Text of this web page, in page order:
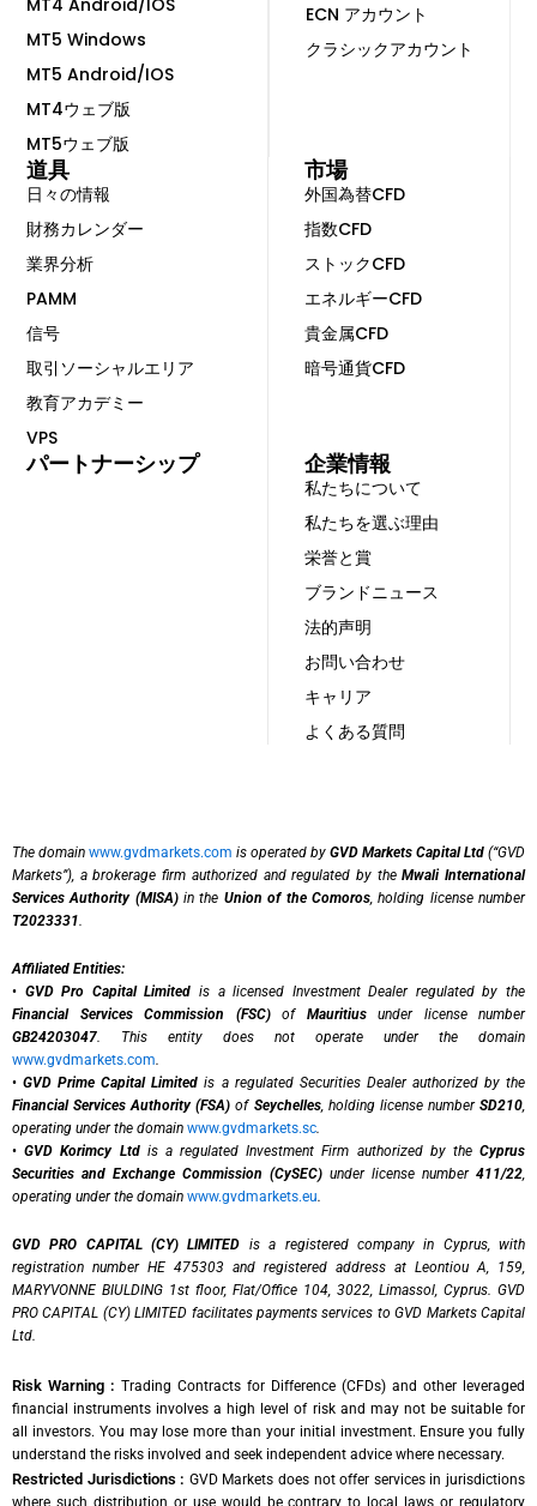
ECN アカウント
クラシックアカウント
MT4 Android/IOS
MT5 Windows
MT5 Android/IOS
MT4ウェブ版
MT5ウェブ版
市場
外国為替CFD
指数CFD
ストックCFD
エネルギーCFD
貴金属CFD
暗号通貨CFD
道具
日々の情報
財務カレンダー
業界分析
PAMM
信号
取引ソーシャルエリア
教育アカデミー
VPS
企業情報
私たちについて
私たちを選ぶ理由
栄誉と賞
ブランドニュース
法的声明
お問い合わせ
キャリア
よくある質問
パートナーシップ
The domain www.gvdmarkets.com is operated by GVD Markets Capital Ltd (“GVD
Markets”), a brokerage firm authorized and regulated by theMwali International
Services Authority (MISA)in the Union of the Comoros, holding license number
T2023331.
Affiliated Entities:
• GVD Pro Capital Limited is a licensed Investment Dealer regulated by the
Financial Services Commission (FSC)of Mauritiusunder license number
GB24203047. This entity does not operate under the domain
www.gvdmarkets.com.
•GVD Prime Capital Limited is a regulated Securities Dealer authorized by the
Financial Services Authority (FSA) of Seychelles, holding license numberSD210,
operating under the domain www.gvdmarkets.sc.
•GVD Korimcy Ltdis a regulated Investment Firm authorized by theCyprus
Securities and Exchange Commission (CySEC) under license number 411/22,
operating under the domain www.gvdmarkets.eu.
GVD PRO CAPITAL (CY) LIMITED is a registered company in Cyprus, with
registration number HE 475303 and registered address at Leontiou A, 159,
MARYVONNE BIULDING 1st floor, Flat/Office 104, 3022, Limassol, Cyprus. GVD
PRO CAPITAL (CY) LIMITED facilitates payments services to GVD Markets Capital
Ltd.
Risk Warning : Trading Contracts for Difference (CFDs) and other leveraged
financial instruments involves a high level of risk and may not be suitable for
all investors. You may lose more than your initial investment. Ensure you fully
understand the risks involved and seek independent advice where necessary.
Restricted Jurisdictions : GVD Markets does not offer services in jurisdictions
where such distribution or use would be contrary to local laws or regulatory